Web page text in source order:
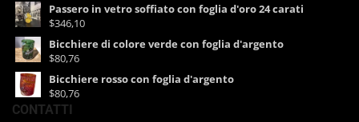
Passero in vetro soffiato con foglia d'oro 24 carati
$346,10
Bicchiere di colore verde con foglia d'argento
$80,76
Bicchiere rosso con foglia d'argento
$80,76
CONTATTI